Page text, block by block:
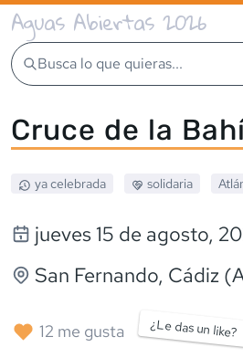
Aguas Abiertas 2026
Busca lo que quieras...
Cruce de la
ya celebrada solidaria
jueves 15 de agosto,
San Fernando, Cádiz
12 me gusta ¿Le das un like?